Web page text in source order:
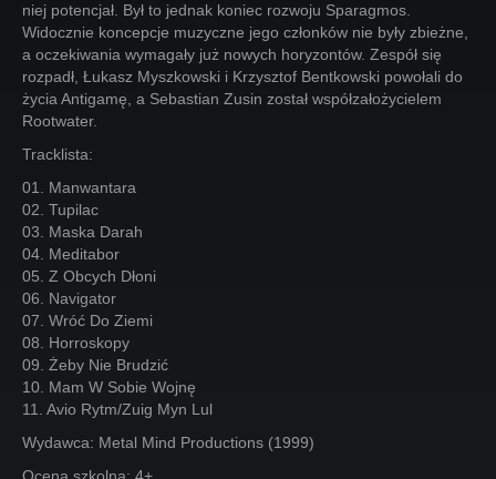
niej potencjał. Był to jednak koniec rozwoju Sparagmos.
Widocznie koncepcje muzyczne jego członków nie były zbieżne,
a oczekiwania wymagały już nowych horyzontów. Zespół się
rozpadł, Łukasz Myszkowski i Krzysztof Bentkowski powołali do
życia Antigamę, a Sebastian Zusin został współzałożycielem
Rootwater.
Tracklista:
01. Manwantara
02. Tupilac
03. Maska Darah
04. Meditabor
05. Z Obcych Dłoni
06. Navigator
07. Wróć Do Ziemi
08. Horroskopy
09. Żeby Nie Brudzić
10. Mam W Sobie Wojnę
11. Avio Rytm/Zuig Myn Lul
Wydawca: Metal Mind Productions (1999)